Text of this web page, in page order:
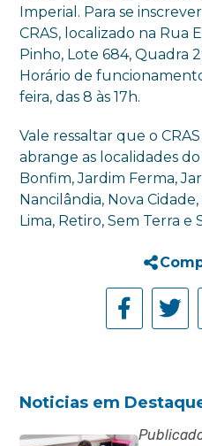
Imperial. Para se
CRAS, localizado na Rua
Pinho, Lote 684, Quadra
Horário de
feira, das 8 às 17h.
Vale ressaltar que o
abrange as localidades
Bonfim, Jardim Ferma,
Nancilândia, Nova
Lima, Retiro, Sem Terra e
Noticias em